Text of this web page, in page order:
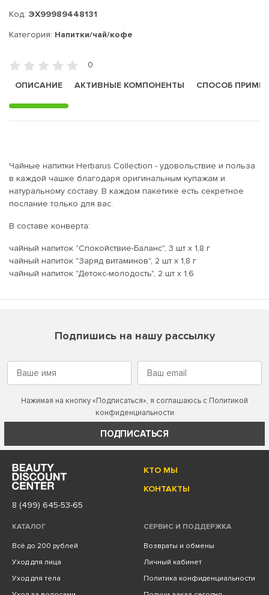
Код: ЭХ99989448131
Категория: Напитки/чай/кофе
0
ОПИСАНИЕ
АКТИВНЫЕ КОМПОНЕНТЫ СПОСОБ
Чайные напитки Herbarus Сollection - удовольствие и польза
в каждой чашке благодаря оригинальным купажам и
натуральному составу. В каждом пакетике есть секретное
послание только для вас.
В составе конверта:
чайный напиток "Спокойствие-Баланс", 3 шт х 1,8 г
чайный напиток "Заряд витаминов", 2 шт х 1,8 г
чайный напиток "Детокс-молодость", 2 шт х 1,6
Подпишись на нашу рассылку
Нажимая на кнопку «Подписаться», я соглашаюсь с Политикой
конфиденциальности
ПОДПИСАТЬСЯ
КТО МЫ
КОНТАКТЫ
8 (499) 645-53-65
КАТАЛОГ
Всё до 200 рублей
Уход для лица
Уход для тела
СЕРВИС И ПОДДЕРЖКА
Возвраты и обмены
Личный кабинет
Политика конфиденциальности